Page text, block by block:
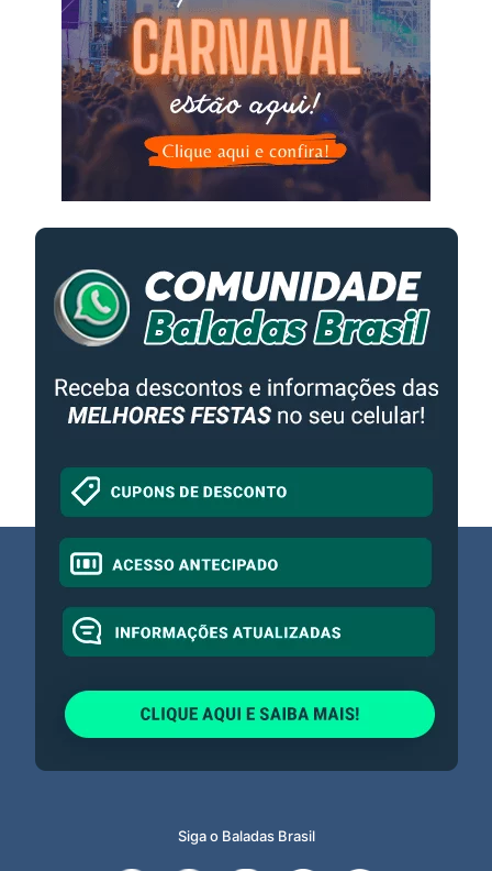
Siga o Baladas Brasil